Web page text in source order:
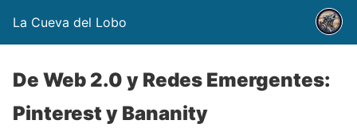
La Cueva del Lobo
De Web 2.0 y Redes Emergentes:
Pinterest y Bananity